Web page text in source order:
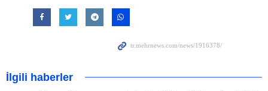
İlgili haberler